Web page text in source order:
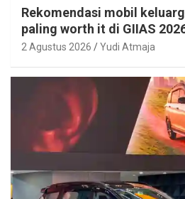
Rekomendasi mobil
paling worth it di GIIAS
2 Agustus 2026 Yudi Atmaja